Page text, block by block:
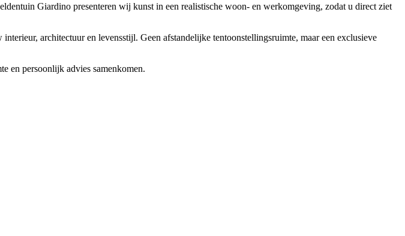
Giardino presenteren wij kunst in een realistische woon- en werkomgeving, zodat u direct ziet
architectuur en levensstijl. Geen afstandelijke tentoonstellingsruimte, maar een exclusieve
en persoonlijk advies samenkomen.